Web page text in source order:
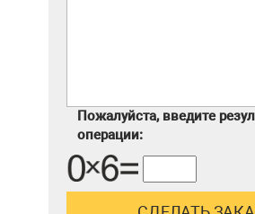
Пожалуйста, введите
операции: